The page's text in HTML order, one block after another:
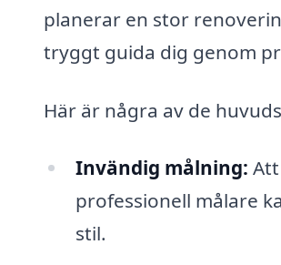
planerar en stor
tryggt guida dig genom
Här är några av de
Invändig målning:
professionell målare
stil.